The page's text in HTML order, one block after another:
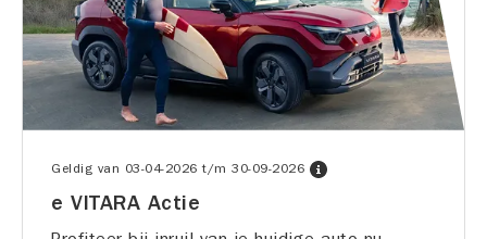
Geldig van 03-04-2026 t/m 30-09-2026
e VITARA Actie